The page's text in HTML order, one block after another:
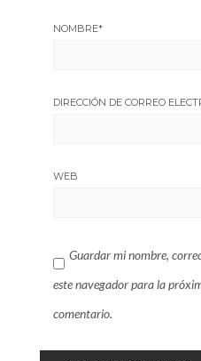
NOMBRE*
DIRECCIÓN DE CORREO
WEB
Guardar mi nombre,
este navegador para la
comentario.